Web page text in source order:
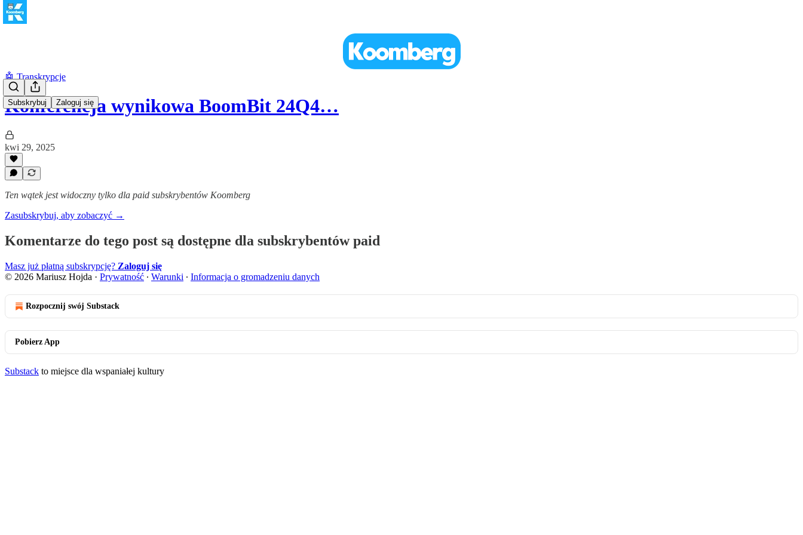
Subskrybuj Zaloguj się
🤖 Transkrypcje
Konferencja wynikowa BoomBit 24Q4…
kwi 29, 2025
Ten wątek jest widoczny tylko dla paid subskrybentów Koomberg
Zasubskrybuj, aby zobaczyć →
Komentarze do tego post są dostępne dla subskrybentów paid
Masz już płatną subskrypcję? Zaloguj się
© 2026 Mariusz Hojda · Prywatność ∙ Warunki ∙ Informacja o gromadzeniu danych
Rozpocznij swój Substack
Pobierz App
Substack to miejsce dla wspaniałej kultury